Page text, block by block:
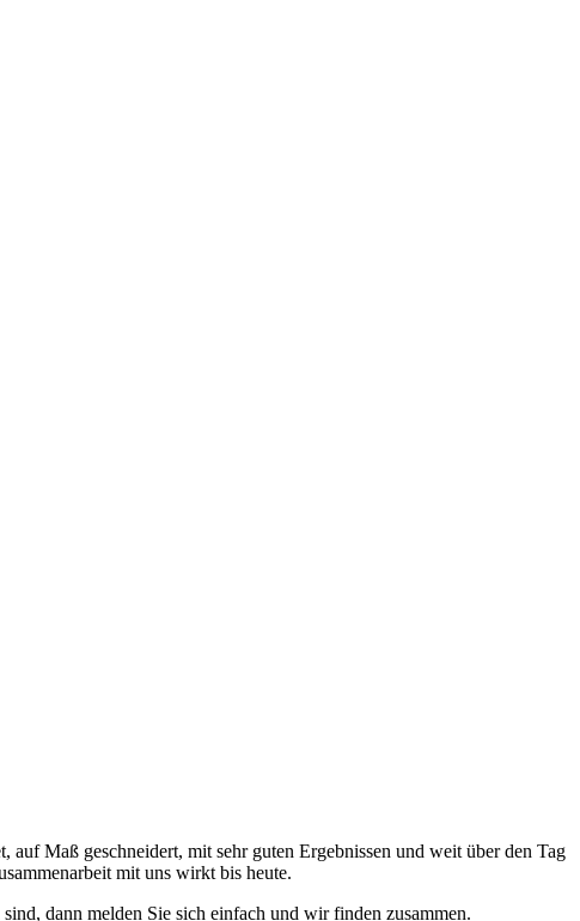
Maß geschneidert, mit sehr guten Ergebnissen und weit über den Tag
mit uns wirkt bis heute.
dann melden Sie sich einfach und wir finden zusammen.